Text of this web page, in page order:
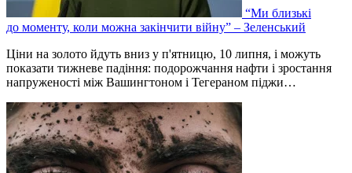
“Ми близькі
до моменту, коли можна закінчити війну” – Зеленський
Ціни на золото йдуть вниз у п'ятницю, 10 липня, і можуть
показати тижневе падіння: подорожчання нафти і зростання
напруженості між Вашингтоном і Тегераном піджи…